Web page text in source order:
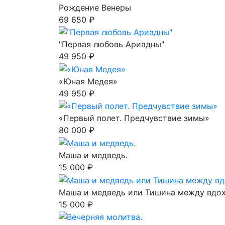
Рождение Венеры
69 650 ₽
"Первая любовь Ариадны"
49 950 ₽
«Юная Медея»
49 950 ₽
«Первый полет. Предчувствие зимы»
80 000 ₽
Маша и медведь.
15 000 ₽
Маша и медведь или Тишина между
15 000 ₽